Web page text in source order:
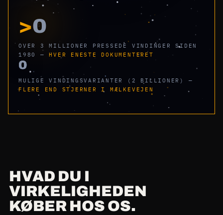
>0
OVER 3 MILLIONER PRESSEDE VINDINGER SIDEN
1980 —HVER ENESTE DOKUMENTERET
0
MULIGE VINDINGSVARIANTER (2 BILLIONER) —
FLERE END STJERNER I MÆLKEVEJEN
HVAD DU I
VIRKELIGHEDEN
KØBER HOS OS.